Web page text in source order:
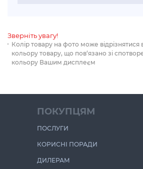
Зверніть увагу!
Колір товару на фото може відрізнятися
кольору товару, що пов‘язано зі
кольору Вашим дисплеєм
ПОКУПЦЯМ
ПОСЛУГИ
КОРИСНІ ПОРАДИ
ДИЛЕРАМ